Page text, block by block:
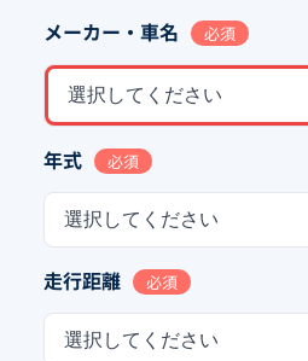
メーカー・車名 必須
選択してください
年式 必須
選択してください
走行距離 必須
選択してください